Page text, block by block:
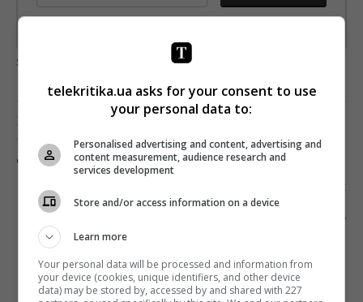
загрузка...
Попередня стаття
РОСІЙСЬКИЙ ФІЛЬМ ЗІ ШВАРЦЕНЕГГЕРОМ І
ДЖЕКІ ЧАНОМ ГОТОВИЙ ДО ПРОКАТУ
Наступна стаття
РЕЦЕПТ ПЕРШОСТІ ТСН У ДЕНЬ ВИБОРІВ:
МАЗУР – НА МАЙДАНІ, МОСЕЙЧУК – У
МЕЖИГІР’Ї ТА ВВІМКНЕННЯ ШТАБІВ
telekritika.ua asks for your consent to use
your personal data to:
Personalised advertising and content, advertising and
content measurement, audience research and
services development
Store and/or access information on a device
Learn more
Your personal data will be processed and information from
your device (cookies, unique identifiers, and other device
data) may be stored by, accessed by and shared with 227